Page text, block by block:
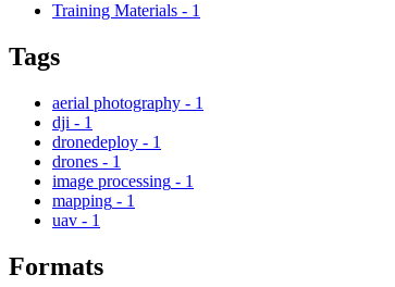
Training Materials - 1
Tags
aerial photography - 1
dji - 1
dronedeploy - 1
drones - 1
image processing - 1
mapping - 1
uav - 1
Formats